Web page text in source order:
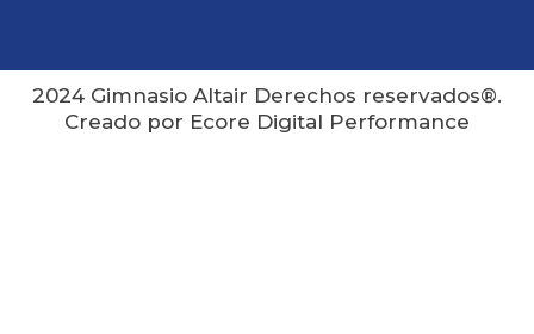
2024 Gimnasio Altair Derechos reservados®.
Creado por Ecore Digital Performance